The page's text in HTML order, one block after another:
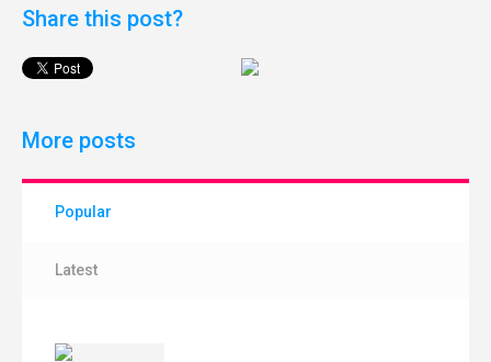
Share this post?
More posts
Popular
Latest